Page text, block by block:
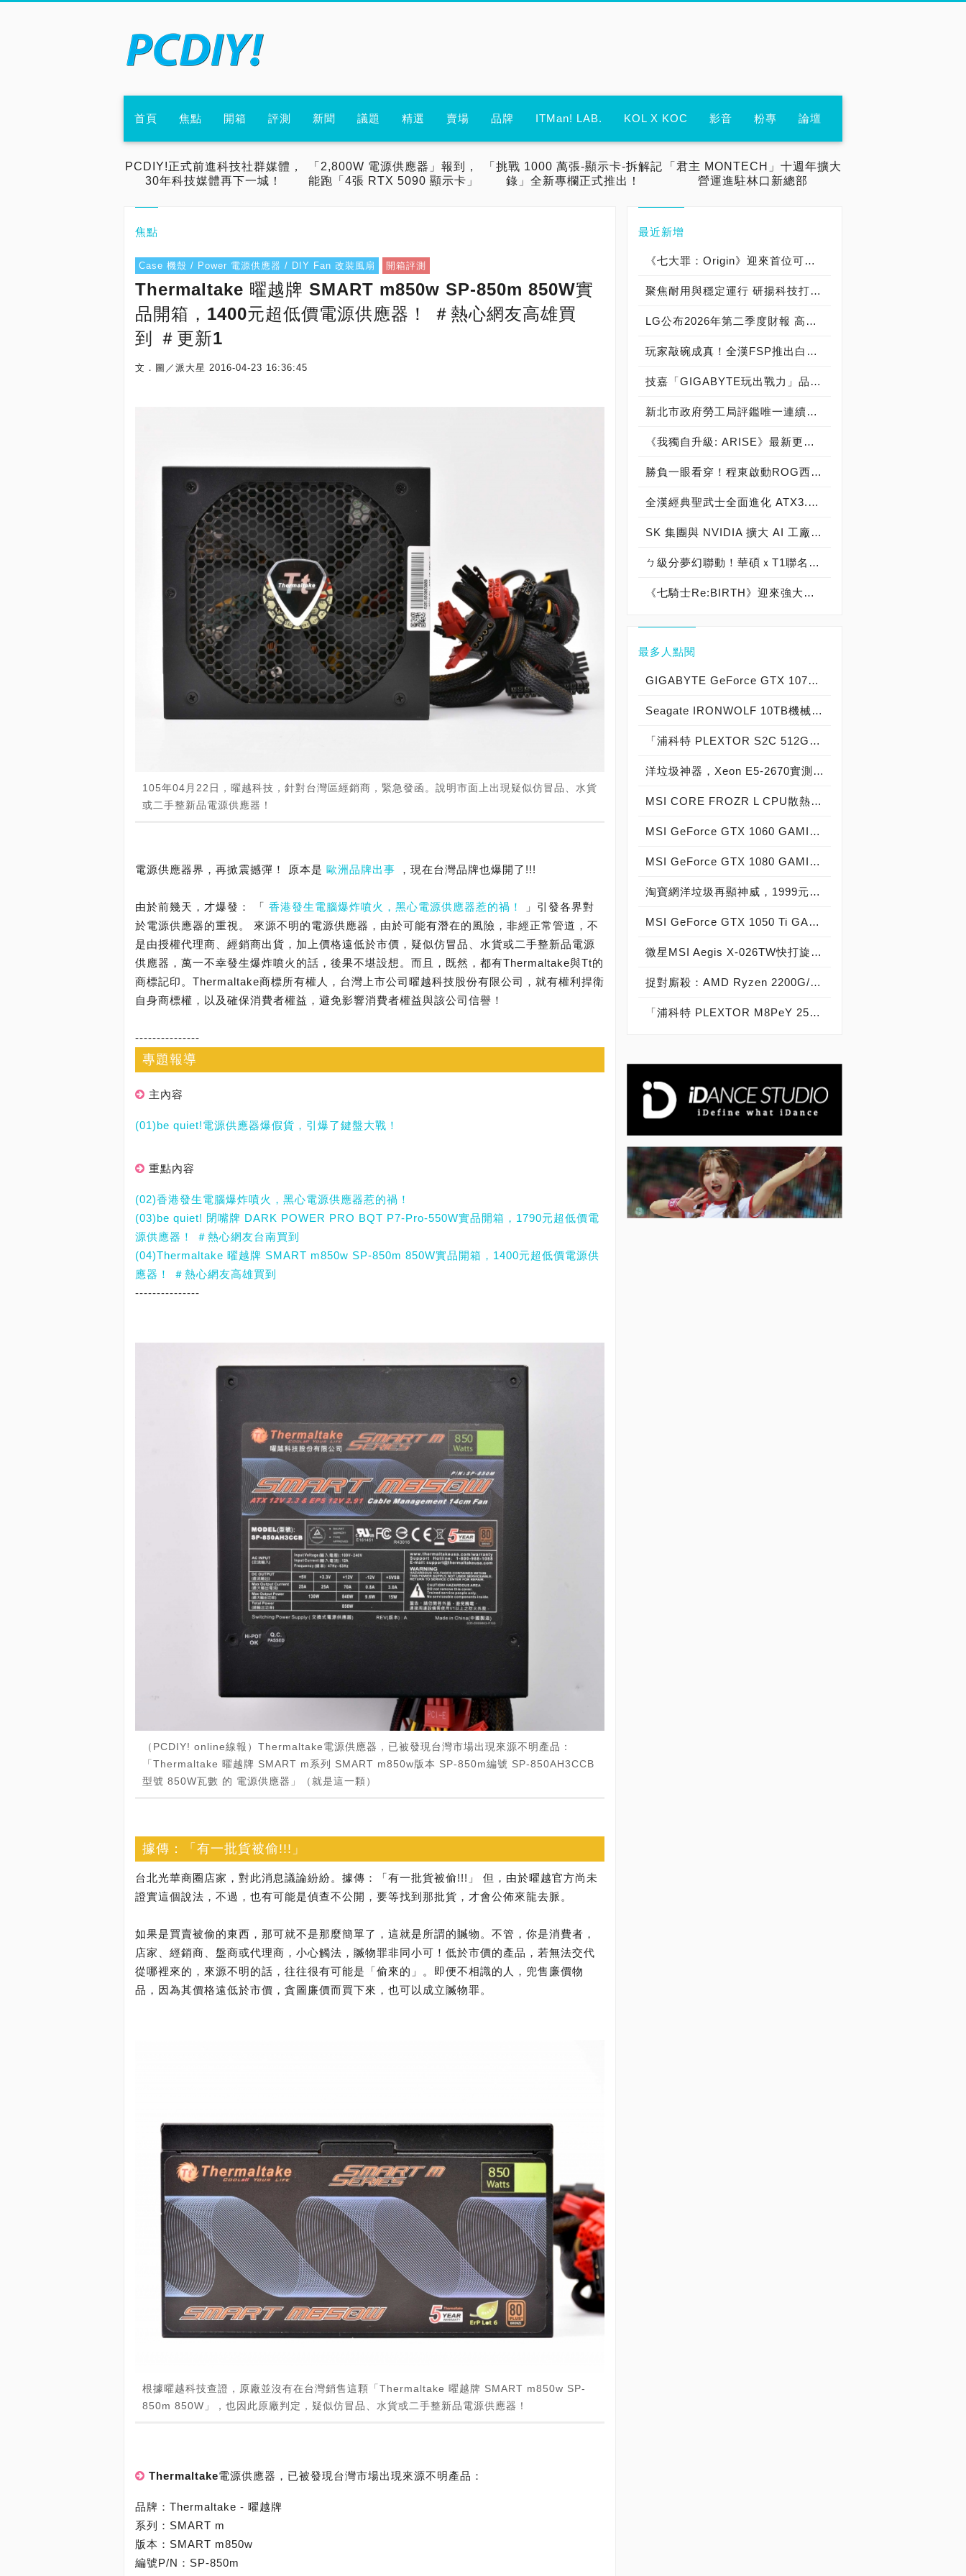
首頁 焦點 開箱 評測 新聞 議題 精選 賣場 品牌 ITMan! LAB. KOL X KOC 影音 粉專 論壇
PCDIY!正式前進科技社群媒體，
30年科技媒體再下一城！
「2,800W 電源供應器」報到，
能跑「4張 RTX 5090 顯示卡」
「挑戰 1000 萬張-顯示卡-拆解記
錄」全新專欄正式推出！
「君主 MONTECH」十週年擴大
營運進駐林口新總部
焦點
Case 機殼 / Power 電源供應器 / DIY Fan 改裝風扇 開箱評測
Thermaltake 曜越牌 SMART m850w SP-850m 850W實
品開箱，1400元超低價電源供應器！ ＃熱心網友高雄買
到 ＃更新1
文．圖／派大星 2016-04-23 16:36:45
105年04月22日，曜越科技，針對台灣區經銷商，緊急發函。說明市面上出現疑似仿冒品、水貨
或二手整新品電源供應器！
電源供應器界，再掀震撼彈！ 原本是 歐洲品牌出事 ，現在台灣品牌也爆開了!!!
由於前幾天，才爆發： 「 香港發生電腦爆炸噴火，黑心電源供應器惹的禍！
」引發各界對
於電源供應器的重視。 來源不明的電源供應器，由於可能有潛在的風險，非經正常管道，不
是由授權代理商、經銷商出貨，加上價格遠低於市價，疑似仿冒品、水貨或二手整新品電源
供應器，萬一不幸發生爆炸噴火的話，後果不堪設想。而且，既然，都有Thermaltake與Tt的
商標記印。Thermaltake商標所有權人，台灣上市公司曜越科技股份有限公司，就有權利捍衛
自身商標權，以及確保消費者權益，避免影響消費者權益與該公司信譽！
---------------
專題報導
主內容
(01)be quiet!電源供應器爆假貨，引爆了鍵盤大戰！
重點內容
(02)香港發生電腦爆炸噴火，黑心電源供應器惹的禍！
(03)be quiet! 閉嘴牌 DARK POWER PRO BQT P7-Pro-550W實品開箱，1790元超低價電
源供應器！ ＃熱心網友台南買到
(04)Thermaltake 曜越牌 SMART m850w SP-850m 850W實品開箱，1400元超低價電源供
應器！ ＃熱心網友高雄買到
---------------
（PCDIY! online線報）Thermaltake電源供應器，已被發現台灣市場出現來源不明產品：
「Thermaltake 曜越牌 SMART m系列 SMART m850w版本 SP-850m編號 SP-850AH3CCB
型號 850W瓦數 的 電源供應器」（就是這一顆）
據傳：「有一批貨被偷!!!」
台北光華商圈店家，對此消息議論紛紛。據傳：「有一批貨被偷!!!」 但，由於曜越官方尚未
證實這個說法，不過，也有可能是偵查不公開，要等找到那批貨，才會公佈來龍去脈。
如果是買賣被偷的東西，那可就不是那麼簡單了，這就是所謂的贓物。不管，你是消費者，
店家、經銷商、盤商或代理商，小心觸法，贓物罪非同小可！低於市價的產品，若無法交代
從哪裡來的，來源不明的話，往往很有可能是「偷來的」。即便不相識的人，兜售廉價物
品，因為其價格遠低於市價，貪圖廉價而買下來，也可以成立贓物罪。
根據曜越科技查證，原廠並沒有在台灣銷售這顆「Thermaltake 曜越牌 SMART m850w SP-
850m 850W」，也因此原廠判定，疑似仿冒品、水貨或二手整新品電源供應器！
Thermaltake電源供應器，已被發現台灣市場出現來源不明產品：
品牌：Thermaltake - 曜越牌
系列：SMART m
版本：SMART m850w
編號P/N：SP-850m
最近新增
《七大罪：Origin》迎來首位可遊玩十誡角色「德里艾利」
聚焦耐用與穩定運行 研揚科技打造新一代 COM Express Type 6 模組
LG公布2026年第二季度財報 高附加價值產品銷售成長與成本競爭力提升，營業獲利年增 147%
玩家敲碗成真！全漢FSP推出白色 VITA PM MIT 1000W 靜音電源純白上市！ MIT 白金電源首度披上純白戰袍，支援 ATX 3.1、PCIe 5.1，10年保固！
技嘉「GIGABYTE玩出戰力」品牌活動8/3讓玩家「找到專屬配備」
新北市政府勞工局評鑑唯一連續三年獲獎企業！ 宏正三度榮膺新北市政府<友善移工企業>殊榮
《我獨自升級: ARISE》最新更新 成振宇覺醒闇影君主繼承者
勝負一眼看穿！程東啟動ROG西風之神 雙螢幕AI致勝全局
全漢經典聖武士全面進化 ATX3.1，價格不變！FSP VIC BD+ 電競入門最強銅牌電源！ ATX 3.1、全新壓紋線材、登錄享 5 年保固，打造新世代入門電競首選
SK 集團與 NVIDIA 擴大 AI 工廠與次世代記憶體策略合作 規模逾 5,000 億美元的 NVIDIA-SK AI 計畫（NVIDIA-SK AI Initiative）， 涵蓋 SK Telecom 最高達 2GW 的 AI 工廠，以及與 SK 海力士的長期 AI 記憶體合作
ㄅ級分夢幻聯動！華碩ｘT1聯名顯示卡全台盛大開賣
《七騎士Re:BIRTH》迎來強大的全新英雄[天劍]宣嵐 同步推出韓國主題劇情
最多人點閱
GIGABYTE GeForce GTX 1070 Xtreme Gaming實測開箱，電競級顯示卡中的頂尖之作！
Seagate IRONWOLF 10TB機械硬碟實測開箱，氦氣填充那嘶狼守護者NAS HDD
「浦科特 PLEXTOR S2C 512GB SSD」實測開箱，超值型固態硬碟中的優質好貨！
洋垃圾神器，Xeon E5-2670實測開箱大作戰！
MSI CORE FROZR L CPU散熱器實測開箱，微星電競產品再添新兵
MSI GeForce GTX 1060 GAMING X 6G實測開箱，玩家級電競顯示卡中的神兵利器！
MSI GeForce GTX 1080 GAMING X 8G實測開箱，史上最強大Pascal自製顯示卡全面來襲！
淘寶網洋垃圾再顯神威，1999元買到8核心16執行緒Xeon E5-2670神器級處理器！
MSI GeForce GTX 1050 Ti GAMING X 4G實測開箱，中階電競顯示卡中的玩家精品！
微星MSI Aegis X-026TW快打旋風V同梱版實測開箱，VR電競桌機的頂尖之作！
捉對廝殺：AMD Ryzen 2200G/2400G VS Intel Core i3-8100/i5-8400
「浦科特 PLEXTOR M8PeY 256GB、512GB、1TB」實測開箱，玩家級NVMe型PCIe 3.0 x4 SSD效能實測大作戰！